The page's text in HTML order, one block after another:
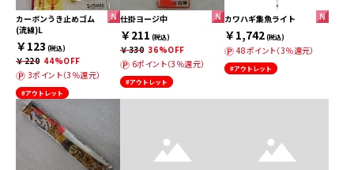
カーボンうき止めゴム
(流線)L
￥123 (税込)
￥220 44%OFF
3ポイント（3％還元）
#アウトレット
仕掛ヨージ中
￥211 (税込)
￥330 36%OFF
6ポイント（3％還元）
#アウトレット
カワハギ集魚ライト
￥1,742(税込)
48ポイント（3％還元）
#アウトレット